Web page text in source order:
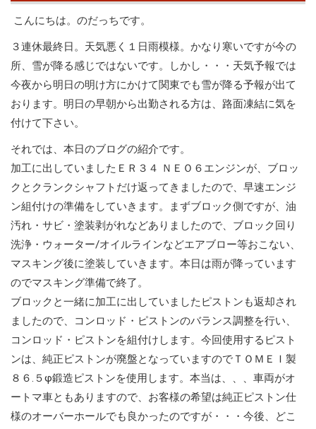
こんにちは。のだっちです。
３連休最終日。天気悪く１日雨模様。かなり寒いですが今の
所、雪が降る感じではないです。しかし・・・天気予報では
今夜から明日の明け方にかけて関東でも雪が降る予報が出て
おります。明日の早朝から出勤される方は、路面凍結に気を
付けて下さい。
それでは、本日のブログの紹介です。
加工に出していましたＥＲ３４ ＮＥＯ６エンジンが、ブロッ
クとクランクシャフトだけ返ってきましたので、早速エンジ
ン組付けの準備をしていきます。まずブロック側ですが、油
汚れ・サビ・塗装剥がれなどありましたので、ブロック回り
洗浄・ウォーター/オイルラインなどエアブロー等おこない、
マスキング後に塗装していきます。本日は雨が降っています
のでマスキング準備で終了。
ブロックと一緒に加工に出していましたピストンも返却され
ましたので、コンロッド・ピストンのバランス調整を行い、
コンロッド・ピストンを組付けします。今回使用するピスト
ンは、純正ピストンが廃盤となっていますのでＴＯＭＥＩ製
８６.５φ鍛造ピストンを使用します。本当は、、、車両がオ
ートマ車ともありますので、お客様の希望は純正ピストン仕
様のオーバーホールでも良かったのですが・・・今後、どこ